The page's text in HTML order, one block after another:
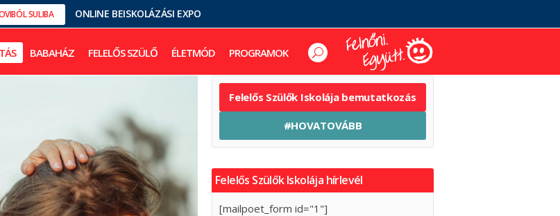
SULIBA ONLINE BEISKOLÁZÁSI EXPO
BABAHÁZ FELELŐS SZÜLŐ ÉLETMÓD PROGRAMOK
Felelős Szülők Iskolája bemutatkozás
#HOVATOVÁBB
Felelős Szülők Iskolája hírlevél
[mailpoet_form id="1"]